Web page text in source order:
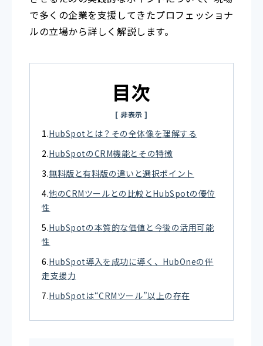
で多くの企業を支援してきたプロフェッショナ
ルの立場から詳しく解説します。
目次
HubSpotとは？その全体像を理解する
HubSpotのCRM機能とその特徴
無料版と有料版の違いと選択ポイント
他のCRMツールとの比較とHubSpotの優位
性
HubSpotの本質的な価値と今後の活用可能
性
HubSpot導入を成功に導く、HubOneの伴
走支援力
HubSpotは“CRMツール”以上の存在